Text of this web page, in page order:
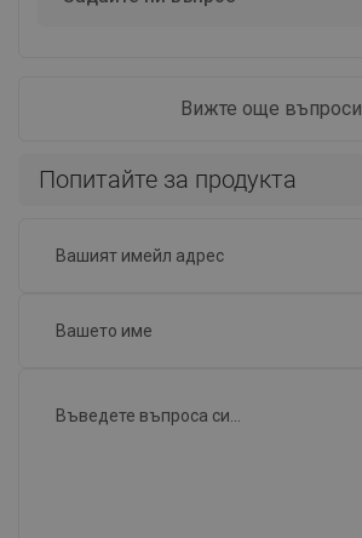
Вижте още въпроси
Попитайте за продукта